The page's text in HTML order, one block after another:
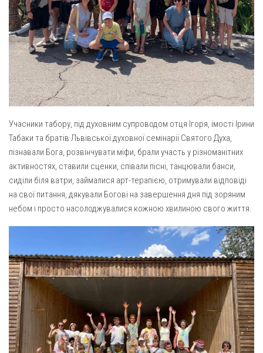
Вознесіння Господнього (м. Кобеляки)
Пророка Іллі (смт. Білики)
Різдва Пресвятої Богородиці (с. Вільховатка)
Св. Апостола Андрія Первозванного (с. Засулля)
Св. Миколая (с. Деменки)
Успіння Пресвятої Богородиці (м. Кременчук)
Успіння Пресвятої Богородиці (м. Лубни)
Парохії Сумської області
Введення в храм Богородиці (м. Суми)
Матері Божої Неустанної Помочі (м. Охтирка)
Монастирі
Свято-Покровський монастир оо Василіян
Свято-Івано-Павлівський монастир сестер Згромадження
Св. Йосифа ОПДМ
Монастир сестер милосердя Св. Вінкентія. Дім Милосердя
Монастир Успення Пресвятої Богородиці Сестер Чину
Святого Василія Великого
Комісії
Учасники табору, під духовним супроводом отця Ігоря, імості Ірини
Табаки та братів Львівської духовної семінаріі Святого Духа,
пізнавали Бога, розвінчувати міфи, брали участь у різноманітних
активностях, ставили сценки, співали пісні, танцювали банси,
сиділи біля ватри, займалися арт-терапією, отримували відповіді
на свої питання, дякували Богові на завершення дня під зоряним
небом і просто насолоджувалися кожною хвилиною свого життя.